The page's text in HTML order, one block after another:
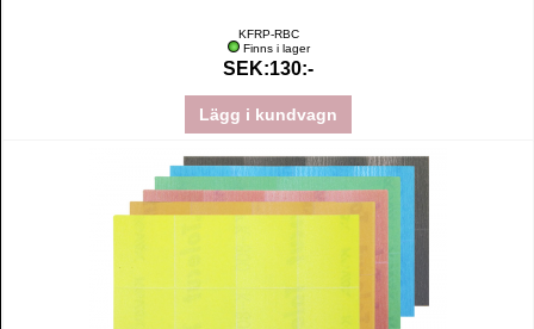
KFRP-RBC
Finns i lager
SEK:130:-
Lägg i kundvagn